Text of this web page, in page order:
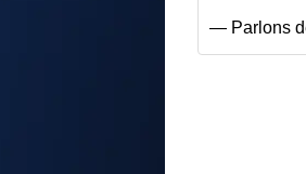
— Parlons